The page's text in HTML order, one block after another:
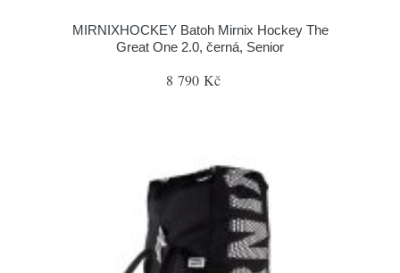
MIRNIXHOCKEY Batoh Mirnix Hockey The
Great One 2.0, černá, Senior
8 790 Kč